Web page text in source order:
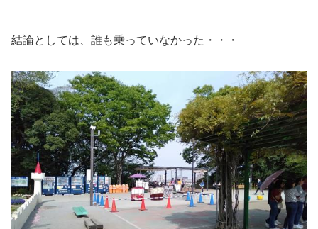
結論としては、誰も乗っていなかった・・・